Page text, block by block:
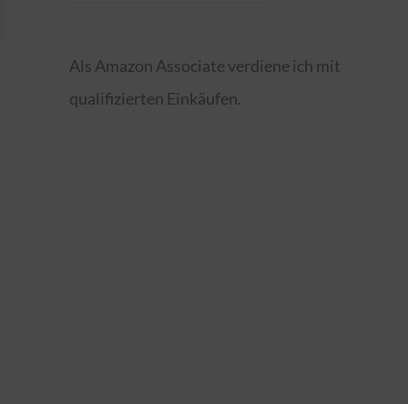
e
g
Als Amazon Associate verdiene ich mit
qualifizierten Einkäufen.